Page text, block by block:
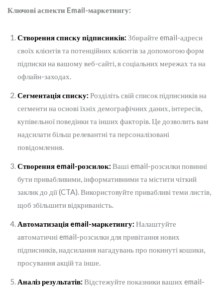
Ключові аспекти Email-маркетингу:
Створення списку підписників: Збирайте email-адреси
своїх клієнтів та потенційних клієнтів за допомогою форм
підписки на вашому веб-сайті, в соціальних мережах та на
офлайн-заходах.
Сегментація списку: Розділіть свій список підписників на
сегменти на основі їхніх демографічних даних, інтересів,
купівельної поведінки та інших факторів. Це дозволить вам
надсилати більш релевантні та персоналізовані
повідомлення.
Створення email-розсилок: Ваші email-розсилки повинні
бути привабливими, інформативними та містити чіткий
заклик до дії (CTA). Використовуйте привабливі теми листів,
щоб збільшити відкриваність.
Автоматизація email-маркетингу: Налаштуйте
автоматичні email-розсилки для привітання нових
підписників, надсилання нагадувань про покинуті кошики,
просування акцій та інше.
Аналіз результатів: Відстежуйте показники ваших email-